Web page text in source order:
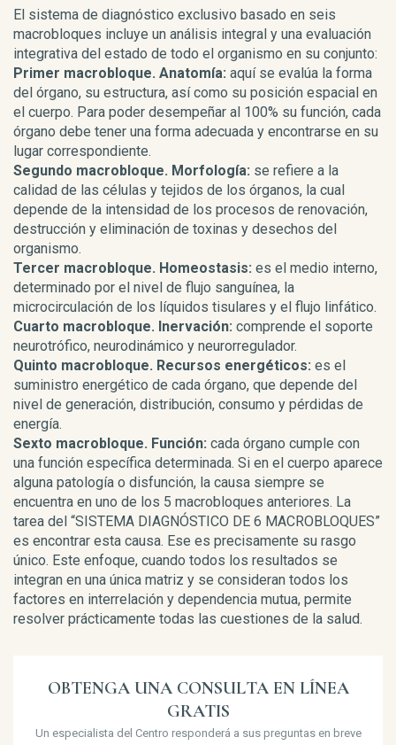
El sistema de diagnóstico exclusivo basado en seis
macrobloques incluye un análisis integral y una evaluación
integrativa del estado de todo el organismo en su conjunto:
Primer macrobloque. Anatomía: aquí se evalúa la forma
del órgano, su estructura, así como su posición espacial en
el cuerpo. Para poder desempeñar al 100% su función, cada
órgano debe tener una forma adecuada y encontrarse en su
lugar correspondiente.
Segundo macrobloque. Morfología: se refiere a la
calidad de las células y tejidos de los órganos, la cual
depende de la intensidad de los procesos de renovación,
destrucción y eliminación de toxinas y desechos del
organismo.
Tercer macrobloque. Homeostasis: es el medio interno,
determinado por el nivel de flujo sanguínea, la
microcirculación de los líquidos tisulares y el flujo linfático.
Cuarto macrobloque. Inervación: comprende el soporte
neurotrófico, neurodinámico y neurorregulador.
Quinto macrobloque. Recursos energéticos: es el
suministro energético de cada órgano, que depende del
nivel de generación, distribución, consumo y pérdidas de
energía.
Sexto macrobloque. Función: cada órgano cumple con
una función específica determinada. Si en el cuerpo aparece
alguna patología o disfunción, la causa siempre se
encuentra en uno de los 5 macrobloques anteriores. La
tarea del “SISTEMA DIAGNÓSTICO DE 6 MACROBLOQUES”
es encontrar esta causa. Ese es precisamente su rasgo
único. Este enfoque, cuando todos los resultados se
integran en una única matriz y se consideran todos los
factores en interrelación y dependencia mutua, permite
resolver prácticamente todas las cuestiones de la salud.
OBTENGA UNA CONSULTA EN LÍNEA
GRATIS
Un especialista del Centro responderá a sus preguntas en breve